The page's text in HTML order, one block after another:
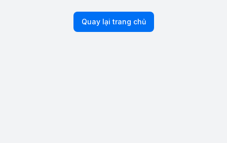
Quay lại trang chủ